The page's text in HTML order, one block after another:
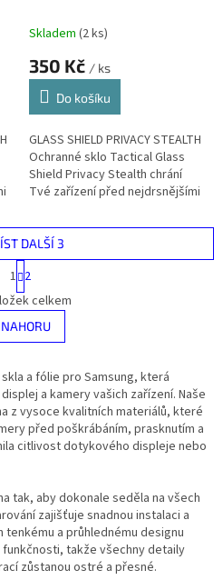
Ultra Black
Skladem (2 ks)
350 Kč / ks
Do košíku
GLASS SHIELD PRIVACY STEALTH
Ochranné sklo Tactical Glass
Shield Privacy Stealth chrání
Tvé zařízení před nejdrsnějšími
šmíráky. Testováno na...
O
v
l
á
a
c
í
p
r
y
v
ý
p
i
DALŠÍ 3
S
t
r
á
n
k
v
á
n
í
1 2
celkem
NAHORU
a fólie pro Samsung, která
a kamery vašich zařízení. Naše
z vysoce kvalitních materiálů, které
před poškrábáním, prasknutím a
citlivost dotykového displeje nebo
tak, aby dokonale seděla na všech
zajišťuje snadnou instalaci a
tenkému a průhlednému designu
takže všechny detaily
zůstanou ostré a přesné.